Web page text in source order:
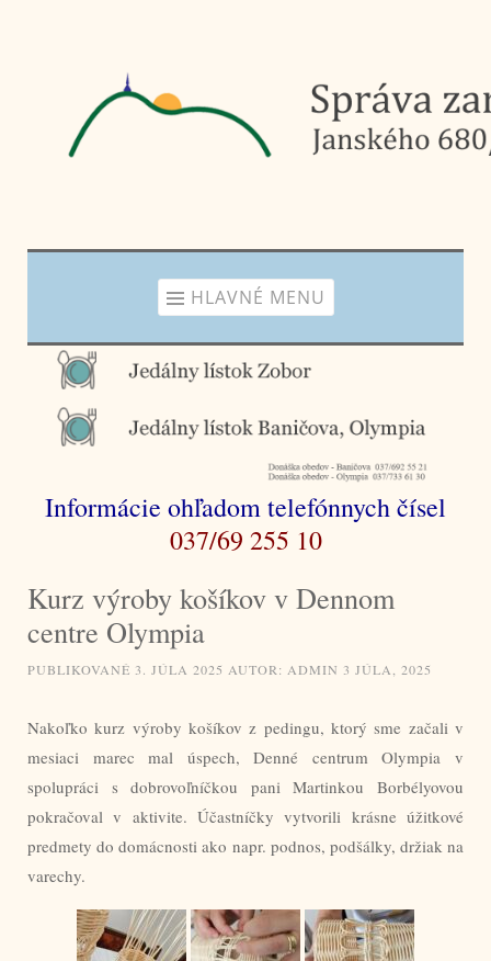
HLAVNÉ MENU
Informácie ohľadom telefónnych čísel
037/69 255 10
Kurz výroby košíkov v Dennom
centre Olympia
PUBLIKOVANÉ 3. JÚLA 2025 AUTOR: ADMIN 3 JÚLA, 2025
Nakoľko kurz výroby košíkov z pedingu, ktorý sme začali v
mesiaci marec mal úspech, Denné centrum Olympia v
spolupráci s dobrovoľníčkou pani Martinkou Borbélyovou
pokračoval v aktivite. Účastníčky vytvorili krásne úžitkové
predmety do domácnosti ako napr. podnos, podšálky, držiak na
varechy.